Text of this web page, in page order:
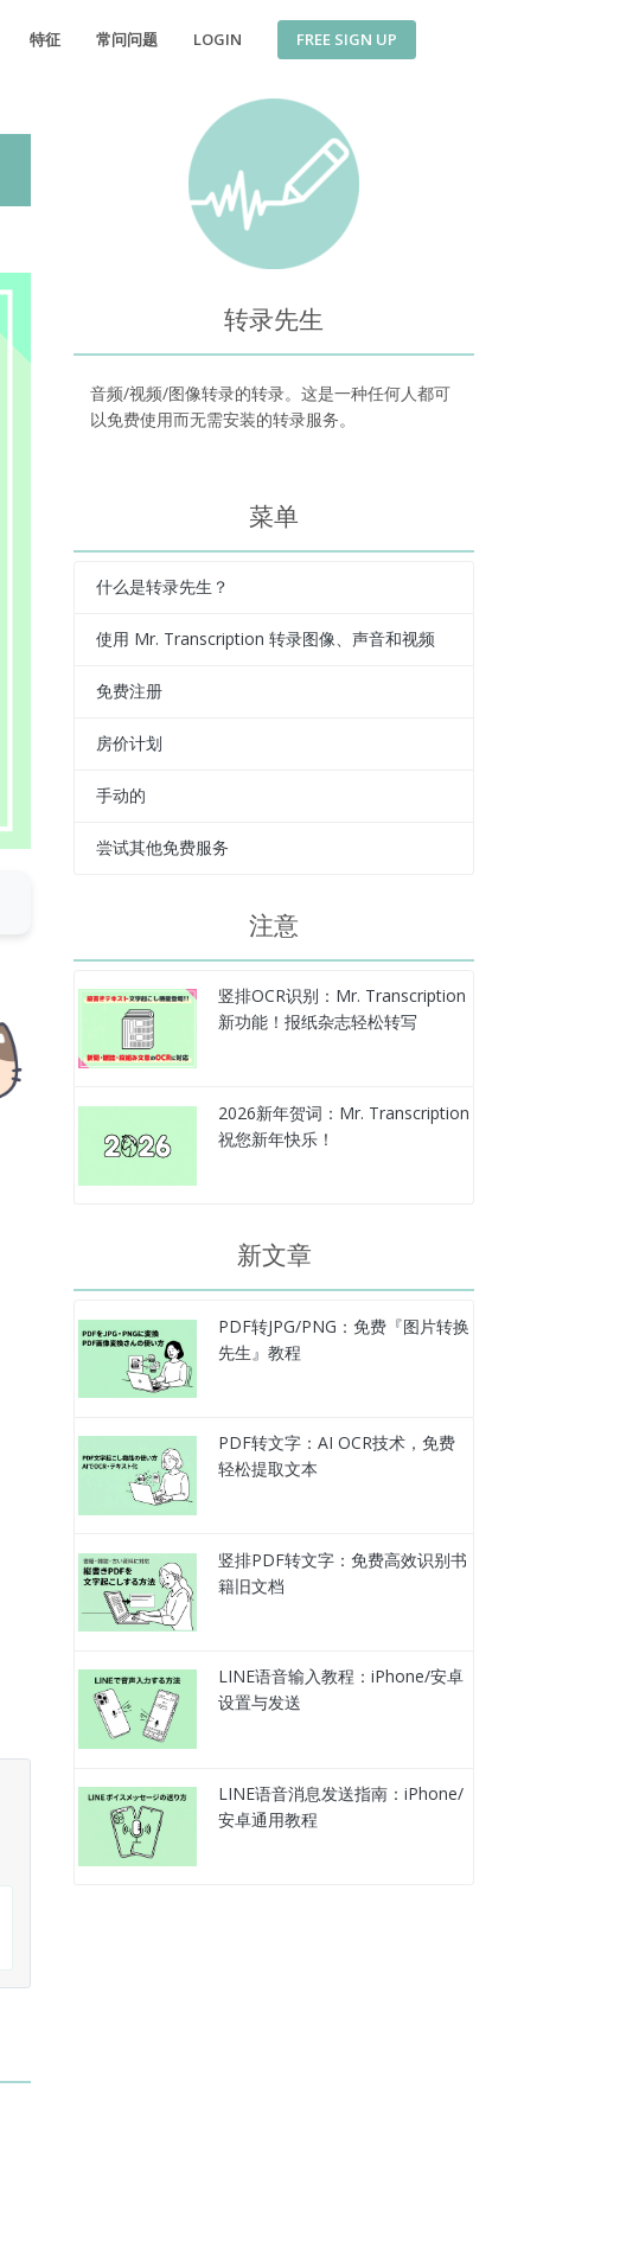
特征 常问问题 LOGIN FREE SIGN UP
转录先生
音频/视频/图像转录的转录。这是一种任何人都可
以免费使用而无需安装的转录服务。
菜单
什么是转录先生？
使用 Mr. Transcription 转录图像、声音和视频
免费注册
房价计划
手动的
尝试其他免费服务
注意
竖排OCR识别：Mr. Transcription
新功能！报纸杂志轻松转写
2026新年贺词：Mr. Transcription
祝您新年快乐！
新文章
PDF转JPG/PNG：免费『图片转换
先生』教程
PDF转文字：AI OCR技术，免费
轻松提取文本
竖排PDF转文字：免费高效识别书
籍旧文档
LINE语音输入教程：iPhone/安卓
设置与发送
LINE语音消息发送指南：iPhone/
安卓通用教程